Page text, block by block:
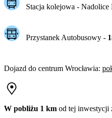
Stacja kolejowa - Nadolice
Przystanek Autobusowy -
Dojazd do centrum Wrocławia:
W pobliżu 1 km od tej inwestycji